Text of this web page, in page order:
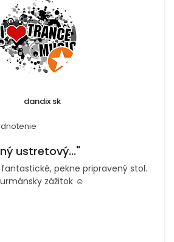
dandix sk
ustretový..."
pekne pripravený stol.
zážitok ☺️